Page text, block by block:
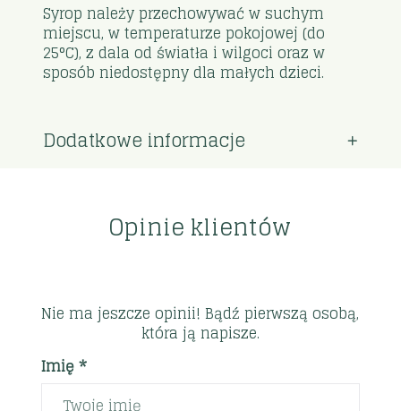
Syrop należy przechowywać w suchym
miejscu, w temperaturze pokojowej (do
25°C), z dala od światła i wilgoci oraz w
sposób niedostępny dla małych dzieci.
Dodatkowe informacje
Opinie klientów
Nie ma jeszcze opinii! Bądź pierwszą osobą,
która ją napisze.
Imię *